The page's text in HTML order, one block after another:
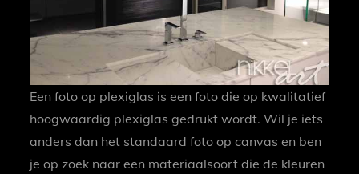
Een foto op plexiglas is een foto die op kwalitatief
hoogwaardig plexiglas gedrukt wordt. Wil je iets
anders dan het standaard foto op canvas en ben
je op zoek naar een materiaalsoort die de kleuren